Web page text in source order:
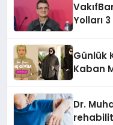
Yolları
Günlük
Kaban
Dr.